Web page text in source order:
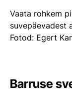
Vaata rohkem
suvepäevadest
Fotod: Egert
Barruse